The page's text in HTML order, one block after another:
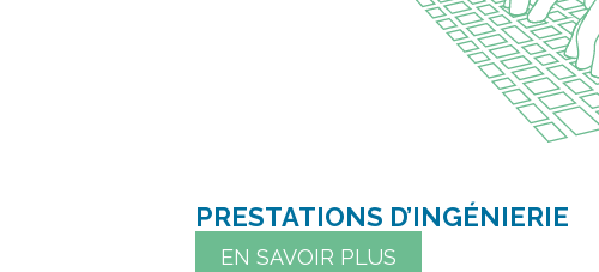
PRESTATIONS D’INGÉNIERIE
EN SAVOIR PLUS